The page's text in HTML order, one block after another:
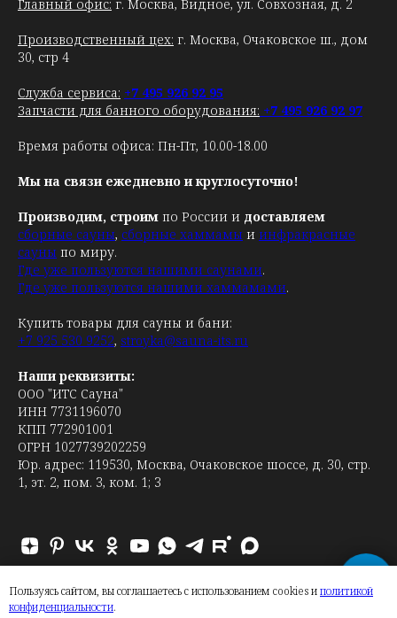
Пользуясь сайтом, вы соглашаетесь с использованием cookies иполитикой
конфиденциальности.
Главный офис: г. Москва, Видное, ул. Совхозная, д. 2
Производственный цех: г. Москва, Очаковское ш., дом
30, стр 4
Служба сервиса: +7 495 926 92 95
Запчасти для банного оборудования: +7 495 926 92 97
Время работы офиса: Пн-Пт, 10.00-18.00
Мы на связи ежедневно и круглосуточно!
Производим, строим по России и доставляем
сборные сауны, сборные хаммамы и инфракрасные
сауны по миру.
Где уже пользуются нашими саунами.
Где уже пользуются нашими хаммамами.
Купить товары для сауны и бани:
+7 925 530 9252, stroyka@sauna-its.ru
Наши реквизиты:
ООО "ИТС Сауна"
ИНН 7731196070
КПП 772901001
ОГРН 1027739202259
Юр. адрес: 119530, Москва, Очаковское шоссе, д. 30, стр.
1, эт. 2, пом. 3, ком. 1; 3